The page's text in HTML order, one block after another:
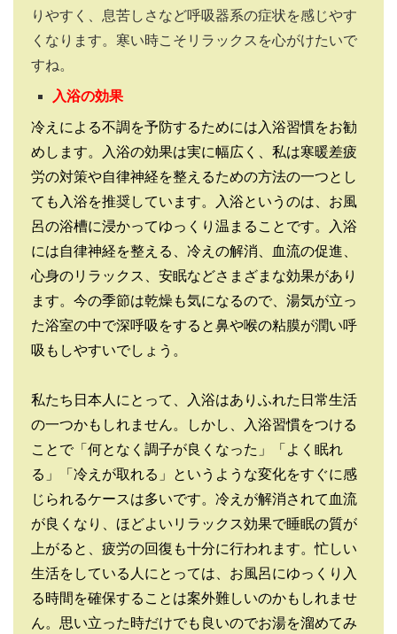
りやすく、息苦しさなど呼吸器系の症状を感じやす
くなります。寒い時こそリラックスを心がけたいで
すね。
入浴の効果
冷えによる不調を予防するためには入浴習慣をお勧
めします。入浴の効果は実に幅広く、私は寒暖差疲
労の対策や自律神経を整えるための方法の一つとし
ても入浴を推奨しています。入浴というのは、お風
呂の浴槽に浸かってゆっくり温まることです。入浴
には自律神経を整える、冷えの解消、血流の促進、
心身のリラックス、安眠などさまざまな効果があり
ます。今の季節は乾燥も気になるので、湯気が立っ
た浴室の中で深呼吸をすると鼻や喉の粘膜が潤い呼
吸もしやすいでしょう。
私たち日本人にとって、入浴はありふれた日常生活
の一つかもしれません。しかし、入浴習慣をつける
ことで「何となく調子が良くなった」「よく眠れ
る」「冷えが取れる」というような変化をすぐに感
じられるケースは多いです。冷えが解消されて血流
が良くなり、ほどよいリラックス効果で睡眠の質が
上がると、疲労の回復も十分に行われます。忙しい
生活をしている人にとっては、お風呂にゆっくり入
る時間を確保することは案外難しいのかもしれませ
ん。思い立った時だけでも良いのでお湯を溜めてみ